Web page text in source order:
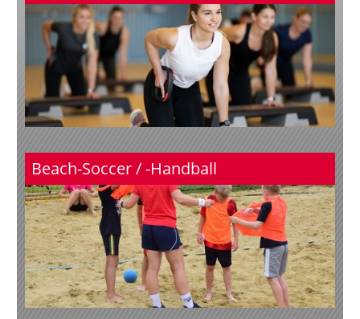
Beach-Soccer / -Handball